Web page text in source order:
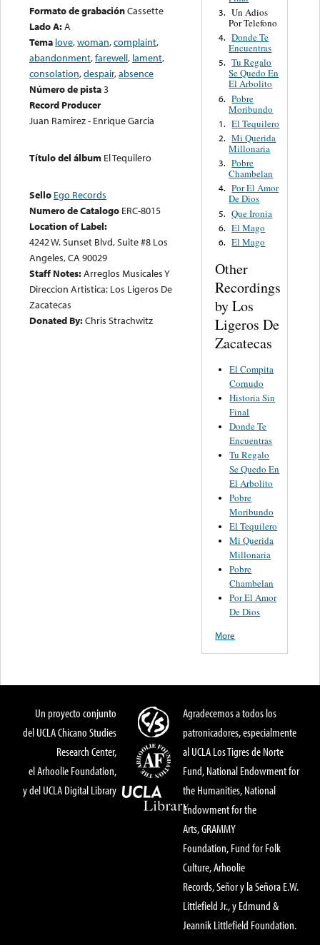
Formato de grabaciónCassette
Lado A:A
Tema love,woman,complaint,
abandonment,farewell, lament,
consolation,despair,absence
Número de pista3
Record Producer
Juan Ramirez - Enrique Garcia
Título del álbum El Tequilero
Sello Ego Records
Numero de Catalogo ERC-8015
Location of Label:
4242 W. Sunset Blvd, Suite #8 Los
Angeles, CA 90029
Staff Notes:Arreglos Musicales Y
Direccion Artistica: Los Ligeros De
Zacatecas
Donated By:Chris Strachwitz
3. Un Adios
Por Telefono
4. Donde Te
Encuentras
5. Tu Regalo
Se Quedo En
El Arbolito
6. Pobre
Moribundo
1. El Tequilero
2. Mi Querida
Millonaria
3. Pobre
Chambelan
4. Por El Amor
De Dios
5. Que Ironia
6. El Mago
6. El Mago
Other
Recordings
by Los
Ligeros De
Zacatecas
El Compita
Cornudo
Historia Sin
Final
Donde Te
Encuentras
Tu Regalo
Se Quedo En
El Arbolito
Pobre
Moribundo
El Tequilero
Mi Querida
Millonaria
Pobre
Chambelan
Por El Amor
De Dios
More
Un proyecto conjunto
del UCLA Chicano Studies
Research Center,
el Arhoolie Foundation,
y del UCLA Digital Library
Agradecemos a todos los
patronicadores, especialmente
al UCLA Los Tigres de Norte
Fund, National Endowment for
the Humanities, National
Endowment for the
Arts, GRAMMY
Foundation, Fund for Folk
Culture, Arhoolie
Records, Señor y la Señora E.W.
Littlefield Jr., y Edmund &
Jeannik Littlefield Foundation.